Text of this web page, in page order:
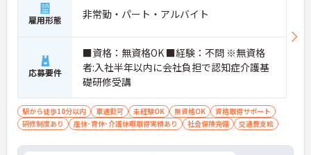
やプライベートとの両立がしやすい職場です。勤務
や時間の相談が可能で、WワークもOK！「今は少し
ずつ働いて、子育てが落ち着いたら日数を増やした
い」という希望も叶います。過去3年間で700名以上
が正社員に登用されており、ライフステージに合わ
せた働き方が選べます。
◆社内ガイドラインの範囲内で髪色や髪型が自由で
す！ネイルやまつげエクステ、ひげもOKなので、お
しゃれを我慢することなく、自分らしくのびのびと
活躍できます。
雇用形態 非常勤・パート・アルバイト
応募要件
■資格：無資格OK ■経験：不問 ※無資格
者:入社半年以内に会社負担で認知症介護基
礎研修受講
駅から徒歩10分以内 車通勤可 未経験OK 無資格OK
資格取得サポート
研修制度あり
産休･育休･介護休暇取得実績あり 社会保険完備 交通費支給